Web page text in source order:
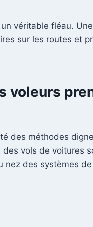
véritable fléau. Une
sur les routes et
voleurs
des méthodes
des vols de voitures
nez des systèmes